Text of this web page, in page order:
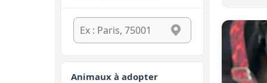
Animaux à adopter